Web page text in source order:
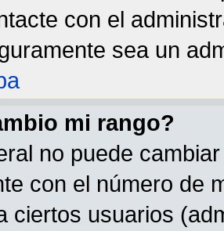
con el
sea un
mi rango?
no puede
con el número de
ciertos usuarios